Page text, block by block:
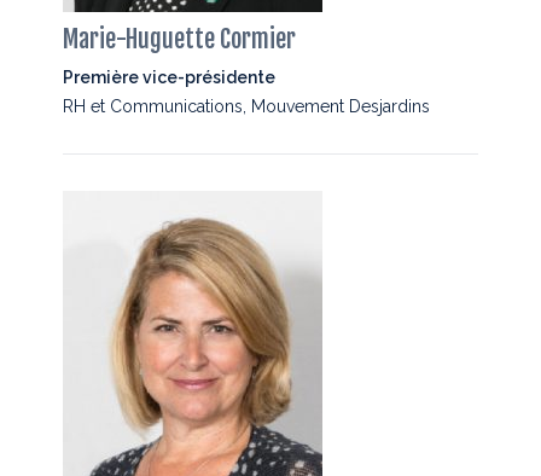
Marie-Huguette Cormier
Première vice-présidente
RH et Communications, Mouvement Desjardins